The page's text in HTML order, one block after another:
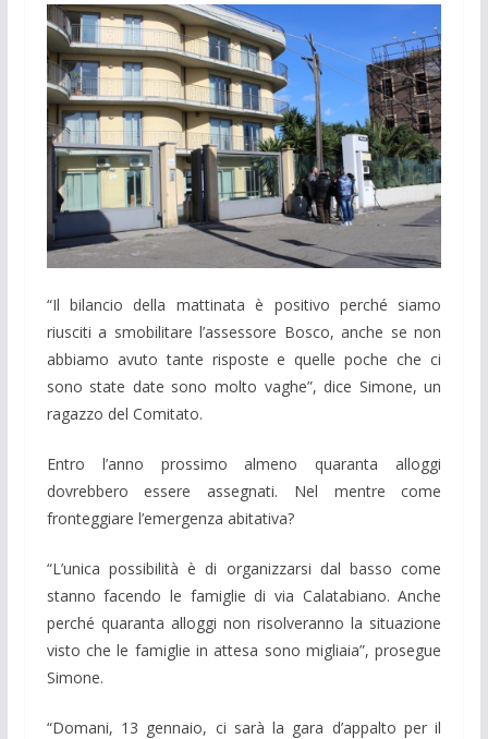
“Il bilancio della mattinata è positivo perché siamo
riusciti a smobilitare l’assessore Bosco, anche se non
abbiamo avuto tante risposte e quelle poche che ci
sono state date sono molto vaghe”, dice Simone, un
ragazzo del Comitato.
Entro l’anno prossimo almeno quaranta alloggi
dovrebbero essere assegnati. Nel mentre come
fronteggiare l’emergenza abitativa?
“L’unica possibilità è di organizzarsi dal basso come
stanno facendo le famiglie di via Calatabiano. Anche
perché quaranta alloggi non risolveranno la situazione
visto che le famiglie in attesa sono migliaia”, prosegue
Simone.
“Domani, 13 gennaio, ci sarà la gara d’appalto per il